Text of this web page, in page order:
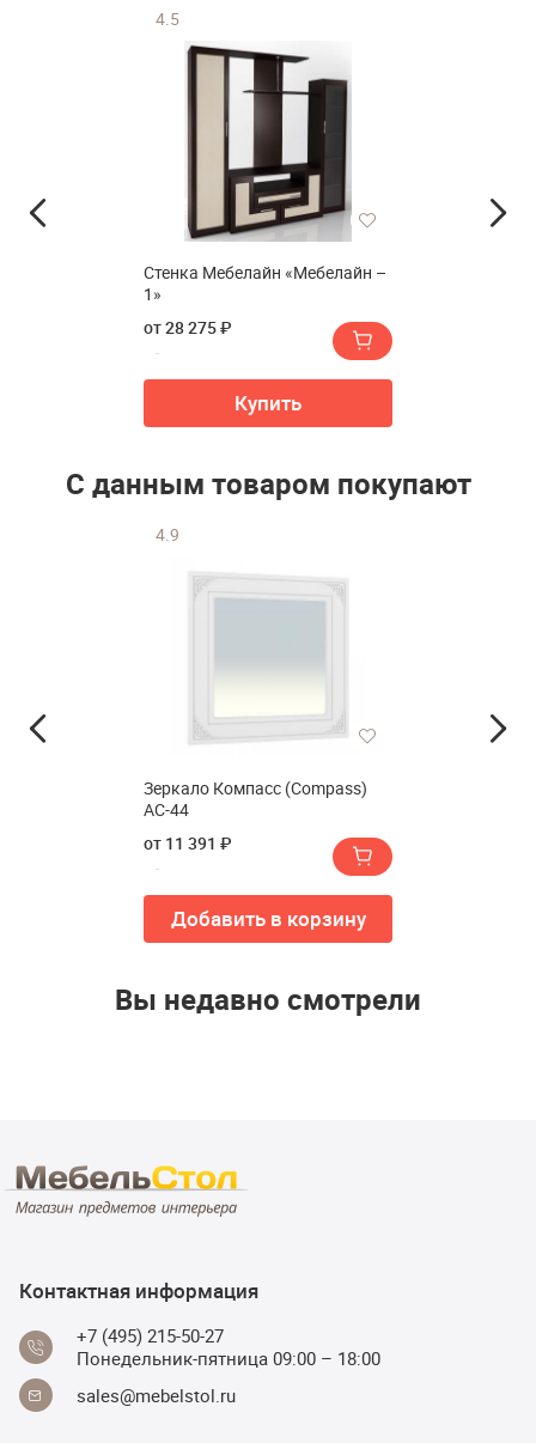
4.5
Стенка Мебелайн «Мебелайн –
1»
от 28 275 ₽
Купить
С данным товаром покупают
4.9
Зеркало Компасс (Compass)
АС-44
от 11 391 ₽
Добавить в корзину
Вы недавно смотрели
Контактная информация
+7 (495) 215-50-27
Понедельник-пятница 09:00 – 18:00
sales@mebelstol.ru